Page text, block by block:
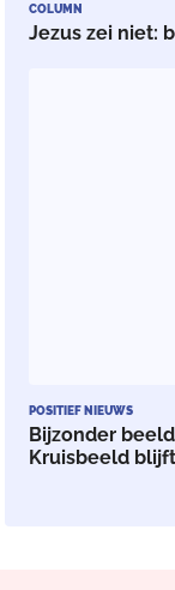
COLUMN
Jezus zei niet:
POSITIEF NIEUWS
Bijzonder
Kruisbeeld